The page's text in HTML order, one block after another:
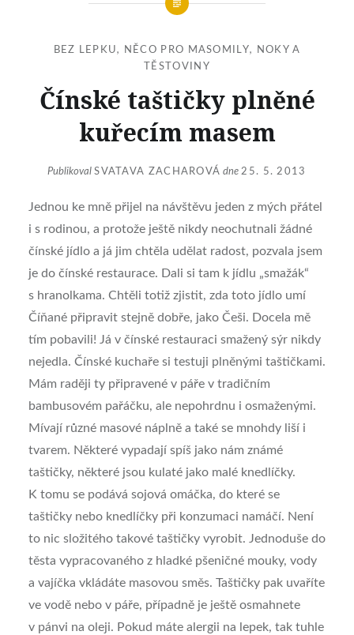
BEZ LEPKU, NĚCO PRO MASOMILY,
NOKY A
TĚSTOVINY
Čínské taštičky plněné
kuřecím masem
PublikovalSVATAVA ZACHAROVÁ dne 25. 5. 2013
Jednou ke mně přijel na návštěvu jeden z mých přátel
i s rodinou, a protože ještě nikdy neochutnali žádné
čínské jídlo a já jim chtěla udělat radost, pozvala jsem
je do čínské restaurace. Dali si tam k jídlu „smažák“
s hranolkama. Chtěli totiž zjistit, zda toto jídlo umí
Číňané připravit stejně dobře, jako Češi. Docela mě
tím pobavili! Já v čínské restauraci smažený sýr nikdy
nejedla. Čínské kuchaře si testuji plněnými taštičkami.
Mám raději ty připravené v páře v tradičním
bambusovém pařáčku, ale nepohrdnu i osmaženými.
Mívají různé masové náplně a také se mnohdy liší i
tvarem. Některé vypadají spíš jako nám známé
taštičky, některé jsou kulaté jako malé knedlíčky.
K tomu se podává sojová omáčka, do které se
taštičky nebo knedlíčky při konzumaci namáčí. Není
to nic složitého takové taštičky vyrobit. Jednoduše do
těsta vypracovaného z hladké pšeničné mouky, vody
a vajíčka vkládáte masovou směs. Taštičky pak uvaříte
ve vodě nebo v páře, případně je ještě osmahnete
v pánvi na oleji. Pokud máte alergii na lepek, tak tuhle